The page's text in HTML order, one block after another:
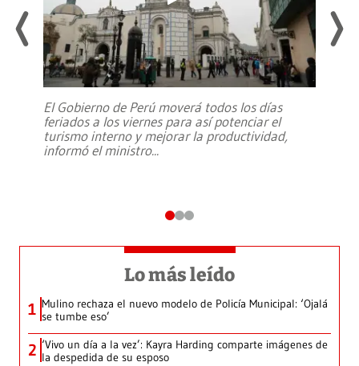
El Gobierno de Perú moverá todos los días
feriados a los viernes para así potenciar el
turismo interno y mejorar la productividad,
informó el ministro...
Lo más leído
1 Mulino rechaza el nuevo modelo de Policía Municipal: ‘Ojalá
se tumbe eso’
2 ‘Vivo un día a la vez’: Kayra Harding comparte imágenes de
la despedida de su esposo